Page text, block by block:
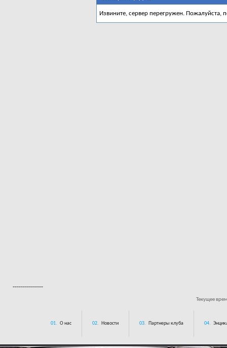
Извините, сервер перегружен. Пожалуйста,
---------------
Текущее
01. О нас 02. Новости 03. Партнеры клуба 04.